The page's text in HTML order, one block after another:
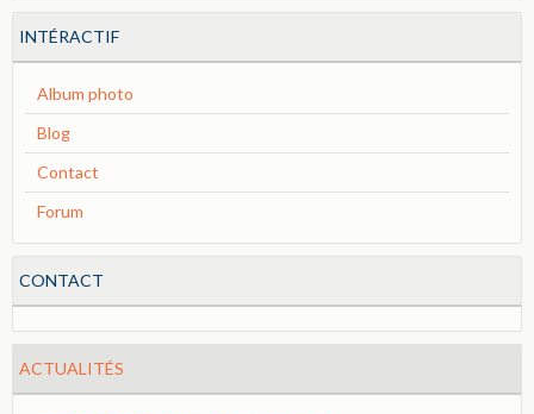
INTÉRACTIF
Album photo
Blog
Contact
Forum
CONTACT
ACTUALITÉS